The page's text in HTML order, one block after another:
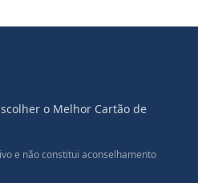
o Melhor Cartão de
e não constitui aconselhamento